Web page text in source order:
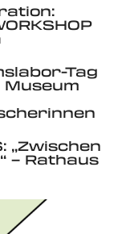
Tag
Museum
„Zwischen
– Rathaus